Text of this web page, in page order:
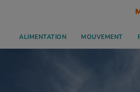
ALIMENTATION MOUVEMENT